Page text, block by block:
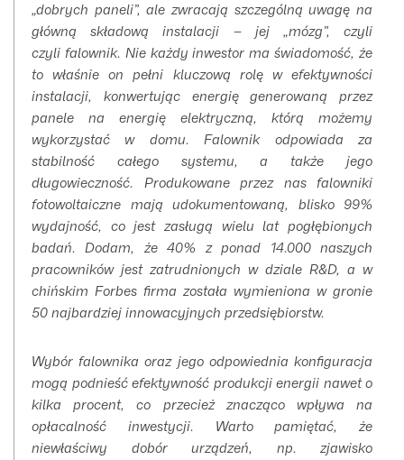
„dobrych paneli”, ale zwracają szczególną uwagę na
główną składową instalacji – jej „mózg”, czyli
czyli falownik. Nie każdy inwestor ma świadomość, że
to właśnie on pełni kluczową rolę w efektywności
instalacji, konwertując energię generowaną przez
panele na energię elektryczną, którą możemy
wykorzystać w domu. Falownik odpowiada za
stabilność całego systemu, a także jego
długowieczność. Produkowane przez nas falowniki
fotowoltaiczne mają udokumentowaną, blisko 99%
wydajność, co jest zasługą wielu lat pogłębionych
badań. Dodam, że 40% z ponad 14.000 naszych
pracowników jest zatrudnionych w dziale R&D, a w
chińskim Forbes firma została wymieniona w gronie
50 najbardziej innowacyjnych przedsiębiorstw.
Wybór falownika oraz jego odpowiednia konfiguracja
mogą podnieść efektywność produkcji energii nawet o
kilka procent, co przecież znacząco wpływa na
opłacalność inwestycji. Warto pamiętać, że
niewłaściwy dobór urządzeń, np. zjawisko